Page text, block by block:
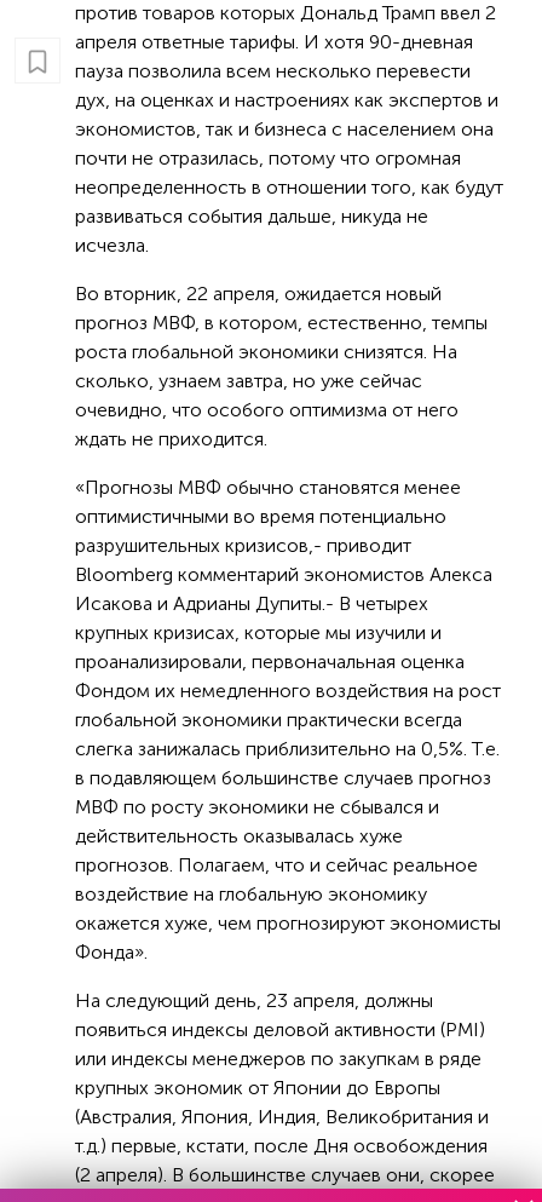
против товаров которых Дональд Трамп ввел 2
апреля ответные тарифы. И хотя 90-дневная
пауза позволила всем несколько перевести
дух, на оценках и настроениях как экспертов и
экономистов, так и бизнеса с населением она
почти не отразилась, потому что огромная
неопределенность в отношении того, как будут
развиваться события дальше, никуда не
исчезла.
Во вторник, 22 апреля, ожидается новый
прогноз МВФ, в котором, естественно, темпы
роста глобальной экономики снизятся. На
сколько, узнаем завтра, но уже сейчас
очевидно, что особого оптимизма от него
ждать не приходится.
«Прогнозы МВФ обычно становятся менее
оптимистичными во время потенциально
разрушительных кризисов,- приводит
Bloomberg комментарий экономистов Алекса
Исакова и Адрианы Дупиты.- В четырех
крупных кризисах, которые мы изучили и
проанализировали, первоначальная оценка
Фондом их немедленного воздействия на рост
глобальной экономики практически всегда
слегка занижалась приблизительно на 0,5%. Т.е.
в подавляющем большинстве случаев прогноз
МВФ по росту экономики не сбывался и
действительность оказывалась хуже
прогнозов. Полагаем, что и сейчас реальное
воздействие на глобальную экономику
окажется хуже, чем прогнозируют экономисты
Фонда».
На следующий день, 23 апреля, должны
появиться индексы деловой активности (PMI)
или индексы менеджеров по закупкам в ряде
крупных экономик от Японии до Европы
(Австралия, Япония, Индия, Великобритания и
т.д.) первые, кстати, после Дня освобождения
(2 апреля). В большинстве случаев они, скорее